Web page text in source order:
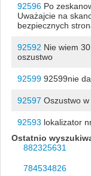
92596Po
Uważajcie na
bezpiecznych
92592 Nie wiem
oszustwo
9259992599nie
92597 Oszustwo w
92593 lokalizator
Ostatnio
882325631
784534826